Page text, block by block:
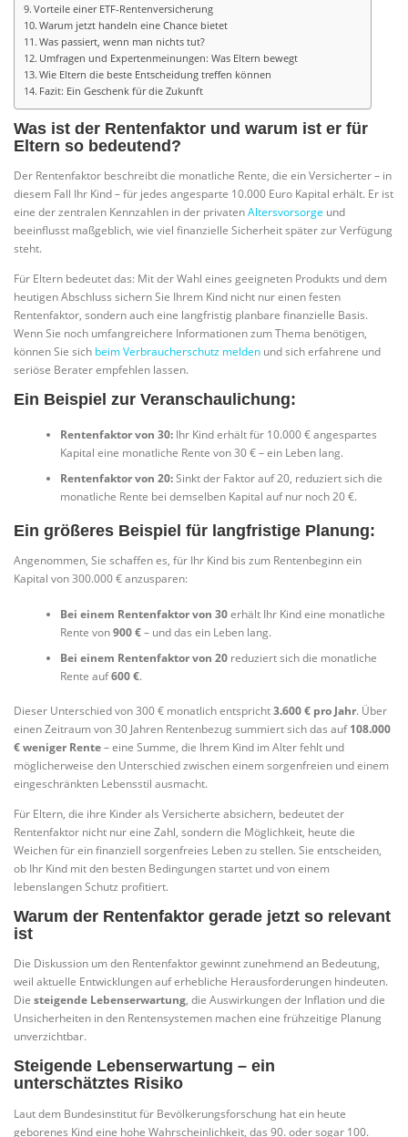
Vorteile einer ETF-Rentenversicherung
Warum jetzt handeln eine Chance bietet
Was passiert, wenn man nichts tut?
Umfragen und Expertenmeinungen: Was Eltern bewegt
Wie Eltern die beste Entscheidung treffen können
Fazit: Ein Geschenk für die Zukunft
Was ist der Rentenfaktor und warum ist er für
Eltern so bedeutend?
Der Rentenfaktor beschreibt die monatliche Rente, die ein Versicherter – in
diesem Fall Ihr Kind – für jedes angesparte 10.000 Euro Kapital erhält. Er ist
eine der zentralen Kennzahlen in der privatenAltersvorsorge und
beeinflusst maßgeblich, wie viel finanzielle Sicherheit später zur Verfügung
steht.
Für Eltern bedeutet das: Mit der Wahl eines geeigneten Produkts und dem
heutigen Abschluss sichern Sie Ihrem Kind nicht nur einen festen
Rentenfaktor, sondern auch eine langfristig planbare finanzielle Basis.
Wenn Sie noch umfangreichere Informationen zum Thema benötigen,
können Sie sich beim Verbraucherschutz melden und sich erfahrene und
seriöse Berater empfehlen lassen.
Ein Beispiel zur Veranschaulichung:
Rentenfaktor von 30:Ihr Kind erhält für 10.000 € angespartes
Kapital eine monatliche Rente von 30 € – ein Leben lang.
Rentenfaktor von 20:Sinkt der Faktor auf 20, reduziert sich die
monatliche Rente bei demselben Kapital auf nur noch 20 €.
Ein größeres Beispiel für langfristige Planung:
Angenommen, Sie schaffen es, für Ihr Kind bis zum Rentenbeginn ein
Kapital von 300.000 € anzusparen:
Bei einem Rentenfaktor von 30erhält Ihr Kind eine monatliche
Rente von900 €– und das ein Leben lang.
Bei einem Rentenfaktor von 20reduziert sich die monatliche
Rente auf600 €.
Dieser Unterschied von 300 € monatlich entspricht3.600 € pro Jahr. Über
einen Zeitraum von 30 Jahren Rentenbezug summiert sich das auf108.000
€ weniger Rente– eine Summe, die Ihrem Kind im Alter fehlt und
möglicherweise den Unterschied zwischen einem sorgenfreien und einem
eingeschränkten Lebensstil ausmacht.
Für Eltern, die ihre Kinder als Versicherte absichern, bedeutet der
Rentenfaktor nicht nur eine Zahl, sondern die Möglichkeit, heute die
Weichen für ein finanziell sorgenfreies Leben zu stellen. Sie entscheiden,
ob Ihr Kind mit den besten Bedingungen startet und von einem
lebenslangen Schutz profitiert.
Warum der Rentenfaktor gerade jetzt so relevant
ist
Die Diskussion um den Rentenfaktor gewinnt zunehmend an Bedeutung,
weil aktuelle Entwicklungen auf erhebliche Herausforderungen hindeuten.
Die steigende Lebenserwartung, die Auswirkungen der Inflation und die
Unsicherheiten in den Rentensystemen machen eine frühzeitige Planung
unverzichtbar.
Steigende Lebenserwartung – ein
unterschätztes Risiko
Laut dem Bundesinstitut für Bevölkerungsforschung hat ein heute
geborenes Kind eine hohe Wahrscheinlichkeit, das 90. oder sogar 100.